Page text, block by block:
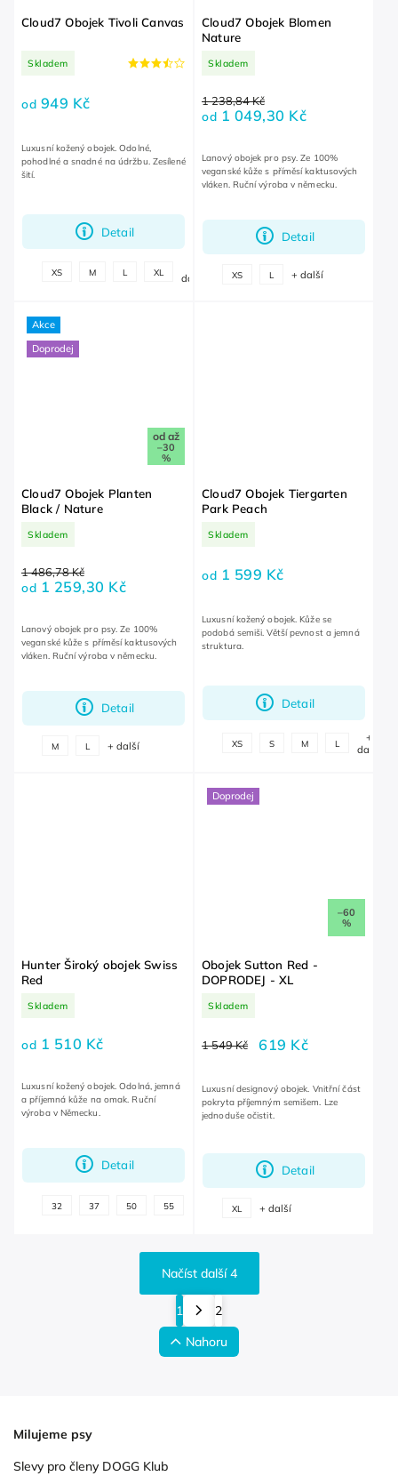
Cloud7 Obojek Tivoli Canvas
Skladem
od 949 Kč
Detail
Luxusní kožený obojek. Odolné,
pohodlné a snadné na údržbu. Zesílené
šití.
XS M L XL
další
Cloud7 Obojek Blomen
Nature
Skladem
1 238,84 Kč
od 1 049,30 Kč
Detail
Lanový obojek pro psy. Ze 100%
veganské kůže s příměsí kaktusových
vláken. Ruční výroba v německu.
XS L + další
Akce
Doprodej
od až
–30
%
Cloud7 Obojek Planten
Black / Nature
Skladem
1 486,78 Kč
od 1 259,30 Kč
Detail
Lanový obojek pro psy. Ze 100%
veganské kůže s příměsí kaktusových
vláken. Ruční výroba v německu.
M L + další
Cloud7 Obojek Tiergarten
Park Peach
Skladem
od 1 599 Kč
Detail
Luxusní kožený obojek. Kůže se
podobá semiši. Větší pevnost a jemná
struktura.
XS S M L
+
další
Hunter Široký obojek Swiss
Red
Skladem
od 1 510 Kč
Detail
Luxusní kožený obojek. Odolná, jemná
a příjemná kůže na omak. Ruční
výroba v Německu.
32 37 50 55 65 70
Doprodej
–60
%
Obojek Sutton Red -
DOPRODEJ - XL
Skladem
1 549 Kč 619 Kč
Detail
Luxusní designový obojek. Vnitřní část
pokryta příjemným semišem. Lze
jednoduše očistit.
XL + další
Načíst další 4
1
2
Nahoru
Milujeme psy
Slevy pro členy DOGG Klub